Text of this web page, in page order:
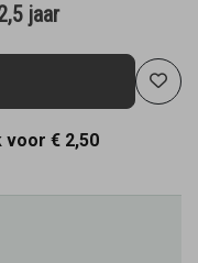
jaar
voor € 2,50